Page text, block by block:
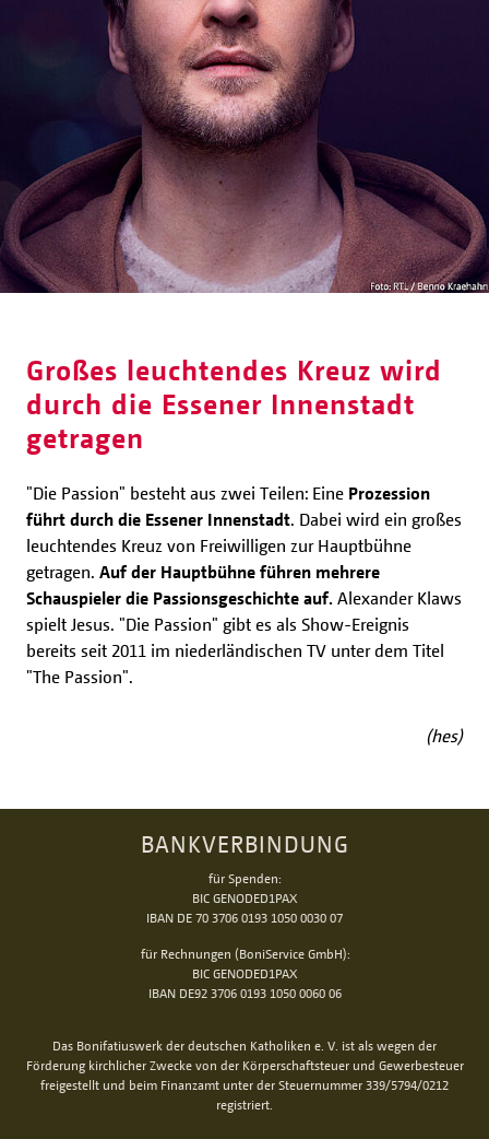
Großes leuchtendes Kreuz wird
durch die Essener Innenstadt
getragen
"Die Passion" besteht aus zwei Teilen: Eine Prozession
führt durch die Essener Innenstadt. Dabei wird ein großes
leuchtendes Kreuz von Freiwilligen zur Hauptbühne
getragen. Auf der Hauptbühne führen mehrere
Schauspieler die Passionsgeschichte auf. Alexander Klaws
spielt Jesus. "Die Passion" gibt es als Show-Ereignis
bereits seit 2011 im niederländischen TV unter dem Titel
"The Passion".
(hes)
BANKVERBINDUNG
für Spenden:
BIC GENODED1PAX
IBAN DE 70 3706 0193 1050 0030 07
für Rechnungen (BoniService GmbH):
BIC GENODED1PAX
IBAN DE92 3706 0193 1050 0060 06
Das Bonifatiuswerk der deutschen Katholiken e. V. ist als wegen der
Förderung kirchlicher Zwecke von der Körperschaftsteuer und Gewerbesteuer
freigestellt und beim Finanzamt unter der Steuernummer 339/5794/0212
registriert.